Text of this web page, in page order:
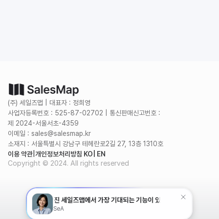
(주) 세일즈맵 | 대표자 : 정희영
사업자등록번호 : 525-87-02702 | 통신판매신고번호 :
제 2024-서울서초-4359
이메일 : sales@salesmap.kr
소재지 : 서울특별시 강남구 테헤란로2길 27, 13층 1310호
이용 약관 개인정보처리방침 KO | EN
Copyright © 2024. All rights reserved